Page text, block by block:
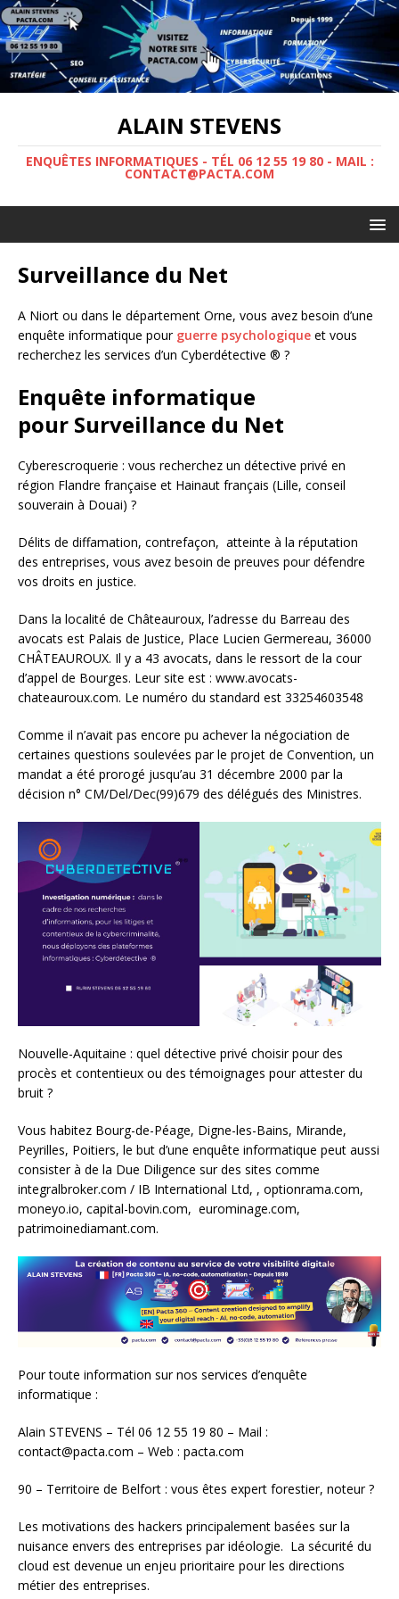
ALAIN STEVENS
ENQUÊTES INFORMATIQUES - TÉL 06 12 55 19 80 - MAIL :
CONTACT@PACTA.COM
Surveillance du Net
A Niort ou dans le département Orne, vous avez besoin d’une
enquête informatique pour guerre psychologique et vous
recherchez les services d’un Cyberdétective ® ?
Enquête informatique
pour Surveillance du Net
Cyberescroquerie : vous recherchez un détective privé en
région Flandre française et Hainaut français (Lille, conseil
souverain à Douai) ?
Délits de diffamation, contrefaçon, atteinte à la réputation
des entreprises, vous avez besoin de preuves pour défendre
vos droits en justice.
Dans la localité de Châteauroux, l’adresse du Barreau des
avocats est Palais de Justice, Place Lucien Germereau, 36000
CHÂTEAUROUX. Il y a 43 avocats, dans le ressort de la cour
d’appel de Bourges. Leur site est : www.avocats-
chateauroux.com. Le numéro du standard est 33254603548
Comme il n’avait pas encore pu achever la négociation de
certaines questions soulevées par le projet de Convention, un
mandat a été prorogé jusqu’au 31 décembre 2000 par la
décision n° CM/Del/Dec(99)679 des délégués des Ministres.
Nouvelle-Aquitaine : quel détective privé choisir pour des
procès et contentieux ou des témoignages pour attester du
bruit ?
Vous habitez Bourg-de-Péage, Digne-les-Bains, Mirande,
Peyrilles, Poitiers, le but d’une enquête informatique peut aussi
consister à de la Due Diligence sur des sites comme
integralbroker.com / IB International Ltd, , optionrama.com,
moneyo.io, capital-bovin.com, eurominage.com,
patrimoinediamant.com.
Pour toute information sur nos services d’enquête
informatique :
Alain STEVENS – Tél 06 12 55 19 80 – Mail :
contact@pacta.com – Web : pacta.com
90 – Territoire de Belfort : vous êtes expert forestier, noteur ?
Les motivations des hackers principalement basées sur la
nuisance envers des entreprises par idéologie. La sécurité du
cloud est devenue un enjeu prioritaire pour les directions
métier des entreprises.